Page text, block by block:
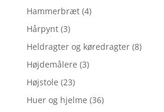
Hammerbræt (4)
Hårpynt (3)
Heldragter og køredragter (8)
Højdemålere (3)
Højstole (23)
Huer og hjelme (36)